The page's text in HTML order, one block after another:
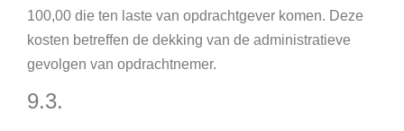
100,00 die ten laste van opdrachtgever komen. Deze
kosten betreffen de dekking van de administratieve
gevolgen van opdrachtnemer.
9.3.